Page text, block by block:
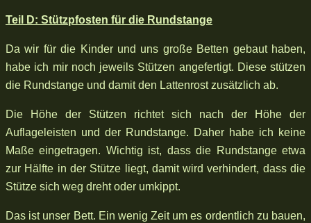
Teil D: Stützpfosten für die Rundstange
Da wir für die Kinder und uns große Betten gebaut haben,
habe ich mir noch jeweils Stützen angefertigt. Diese stützen
die Rundstange und damit den Lattenrost zusätzlich ab.
Die Höhe der Stützen richtet sich nach der Höhe der
Auflageleisten und der Rundstange. Daher habe ich keine
Maße eingetragen. Wichtig ist, dass die Rundstange etwa
zur Hälfte in der Stütze liegt, damit wird verhindert, dass die
Stütze sich weg dreht oder umkippt.
Das ist unser Bett. Ein wenig Zeit um es ordentlich zu bauen,